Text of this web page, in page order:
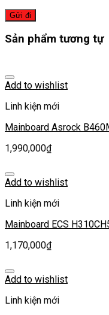
Sản phẩm tương tự
Add to wishlist
Linh kiện mới
Mainboard Asrock
1,990,000₫
Add to wishlist
Linh kiện mới
Mainboard ECS
1,170,000₫
Add to wishlist
Linh kiện mới